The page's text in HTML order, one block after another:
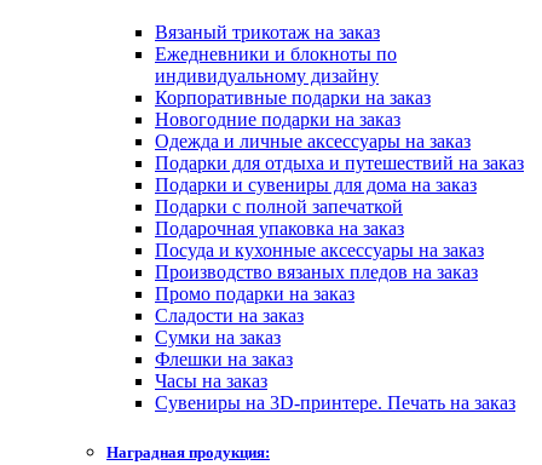
Вязаный трикотаж на заказ
Ежедневники и блокноты по
индивидуальному дизайну
Корпоративные подарки на заказ
Новогодние подарки на заказ
Одежда и личные аксессуары на заказ
Подарки для отдыха и путешествий на заказ
Подарки и сувениры для дома на заказ
Подарки с полной запечаткой
Подарочная упаковка на заказ
Посуда и кухонные аксессуары на заказ
Производство вязаных пледов на заказ
Промо подарки на заказ
Сладости на заказ
Сумки на заказ
Флешки на заказ
Часы на заказ
Сувениры на 3D-принтере. Печать на заказ
Наградная продукция: